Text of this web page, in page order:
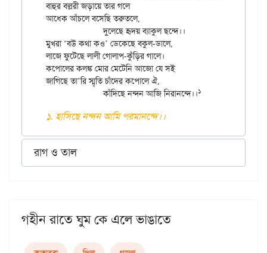
বাহুর বল্লরী জড়ায়ে তার গলে
আধেক আঁচলে বসেছি তরুতলে,
		দুলেছে হৃদয় ব্যাকুল ছন্দে।।
মুখরা ‘বউ কথা কও’ ডেকেছে বকুল-ডালে,
লাজে ফুটেছে লালী গোলাপ-কুঁড়ির গালে।
কপোলের কলঙ্ক মোর মেটেনি আজো যে সই
জাগিছে তা’রি স্মৃতি চাঁদের কপোলে ঐ,
		কাঁদিছে নন্দন আজি নিরানন্দে।।
১. হাসিছে নন্দন আমি পরমানন্দে।।
রাগ ও তাল
গহীন রাতে ঘুম কে এলে ভাঙাতে